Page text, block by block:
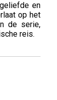
en
op het
de serie,
reis.